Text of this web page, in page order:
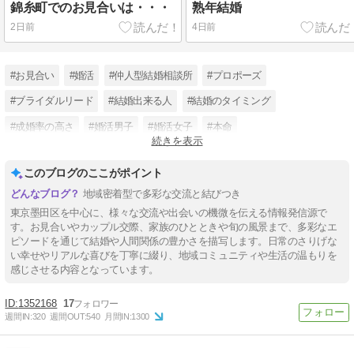
錦糸町でのお見合いは・・・
2日前
熟年結婚
4日前
#お見合い #婚活 #仲人型結婚相談所 #プロポーズ
#ブライダルリード #結婚出来る人 #結婚のタイミング
#成婚率の高さ #婚活男子 #婚活女子 #本命
続きを表示
このブログのここがポイント
地域密着型で多彩な交流と結びつき
東京墨田区を中心に、様々な交流や出会いの機微を伝える情報発信源で
す。お見合いやカップル交際、家族のひとときや旬の風景まで、多彩なエ
ピソードを通じて結婚や人間関係の豊かさを描写します。日常のさりげな
い幸せやリアルな喜びを丁寧に綴り、地域コミュニティや生活の温もりを
感じさせる内容となっています。
1352168 17
週間IN:320 週間OUT:540 月間IN:1300